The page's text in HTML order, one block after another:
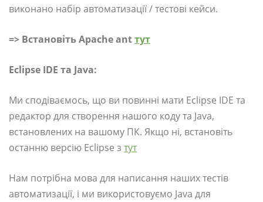
виконано набір автоматизації / тестові кейси.
=> Встановіть Apache antтут
Eclipse IDE та Java:
Ми сподіваємось, що ви повинні мати Eclipse IDE та
редактор для створення нашого коду та Java,
встановлених на вашому ПК. Якщо ні, встановіть
останню версію Eclipse з тут
Нам потрібна мова для написання наших тестів
автоматизації, і ми використовуємо Java для